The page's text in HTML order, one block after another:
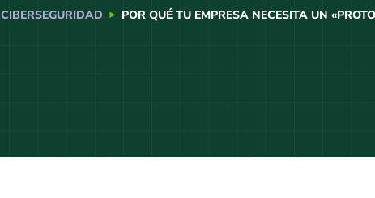
CIBERSEGURIDAD POR QUÉ TU EMPRESA NECESITA UN